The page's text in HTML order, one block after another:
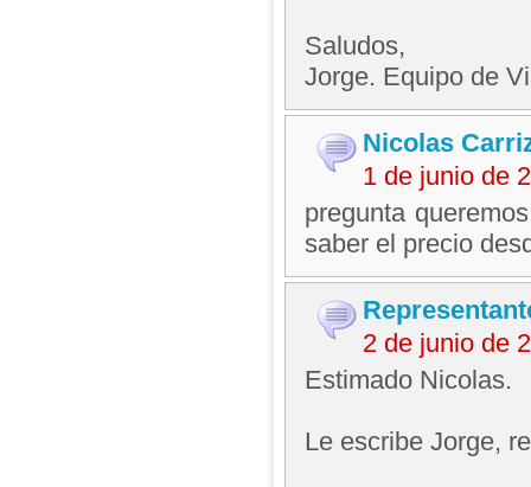
Saludos,
Jorge. Equipo de
Nicolas
1 de junio de
pregunta
saber el precio
2 de junio de
Estimado Nicolas.
Le escribe Jorge,